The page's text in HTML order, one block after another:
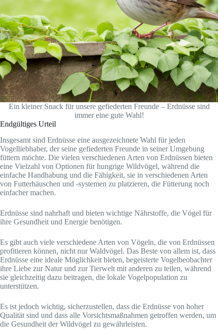
Ein kleiner Snack für unsere gefiederten Freunde – Erdnüsse sind
immer eine gute Wahl!
Endgültiges Urteil
Insgesamt sind Erdnüsse eine ausgezeichnete Wahl für jeden
Vogelliebhaber, der seine gefiederten Freunde in seiner Umgebung
füttern möchte. Die vielen verschiedenen Arten von Erdnüssen bieten
eine Vielzahl von Optionen für hungrige Wildvögel, während die
einfache Handhabung und die Fähigkeit, sie in verschiedenen Arten
von Futterhäuschen und -systemen zu platzieren, die Fütterung noch
einfacher machen.
Erdnüsse sind nahrhaft und bieten wichtige Nährstoffe, die Vögel für
ihre Gesundheit und Energie benötigen.
Es gibt auch viele verschiedene Arten von Vögeln, die von Erdnüssen
profitieren können, nicht nur Waldvögel. Das Beste von allem ist, dass
Erdnüsse eine ideale Möglichkeit bieten, begeisterte Vogelbeobachter
ihre Liebe zur Natur und zur Tierwelt mit anderen zu teilen, während
sie gleichzeitig dazu beitragen, die lokale Vogelpopulation zu
unterstützen.
Es ist jedoch wichtig, sicherzustellen, dass die Erdnüsse von hoher
Qualität sind und dass alle Vorsichtsmaßnahmen getroffen werden, um
die Gesundheit der Wildvögel zu gewährleisten.